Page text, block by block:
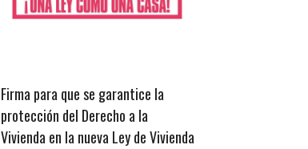
Firma para que se garantice la
protección del Derecho a la
Vivienda en la nueva Ley de Vivienda